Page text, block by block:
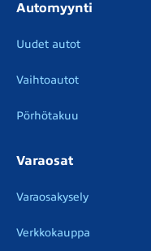
Automyynti
Uudet autot
Vaihtoautot
Pörhötakuu
Varaosat
Varaosakysely
Verkkokauppa